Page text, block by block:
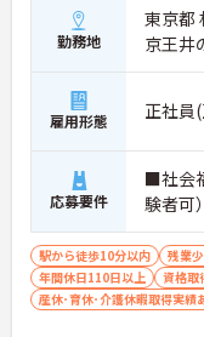
勤務地
東京都
京王井
雇用形態 正社員
応募要件
■社会
験者可）
駅から徒歩10分以内 残業
年間休日110日以上
資格取
産休･育休･介護休暇取得実績